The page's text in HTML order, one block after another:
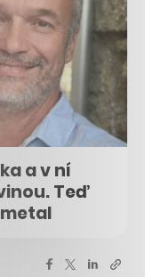
a v ní
Teď